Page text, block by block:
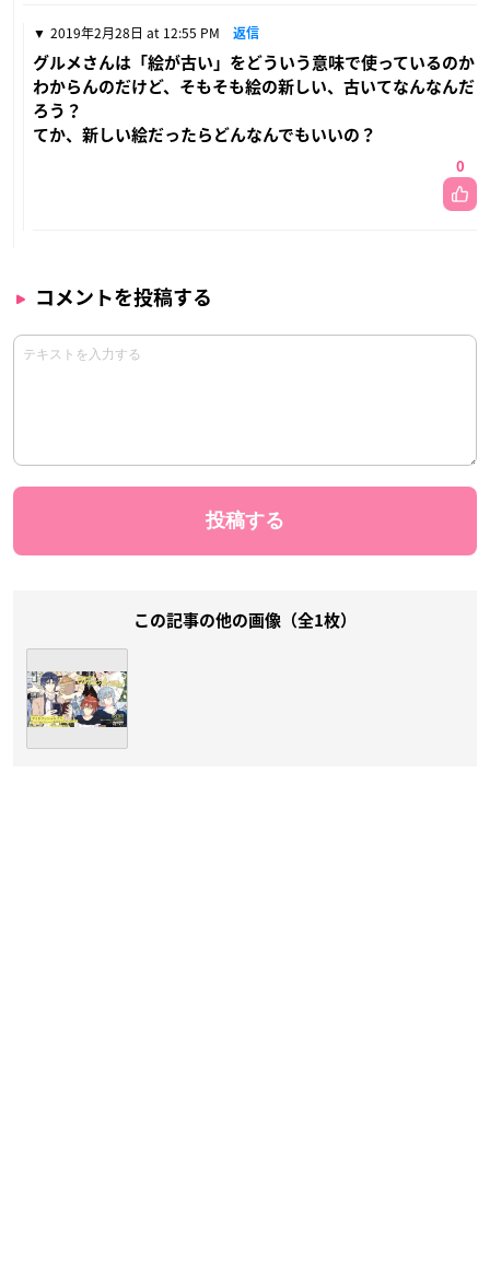
2019年2月28日 at 12:55 PM 返信
グルメさんは「絵が古い」をどういう意味で使っているのか
わからんのだけど、そもそも絵の新しい、古いてなんなんだ
ろう？
てか、新しい絵だったらどんなんでもいいの？
0
コメントを投稿する
この記事の他の画像（全1枚）